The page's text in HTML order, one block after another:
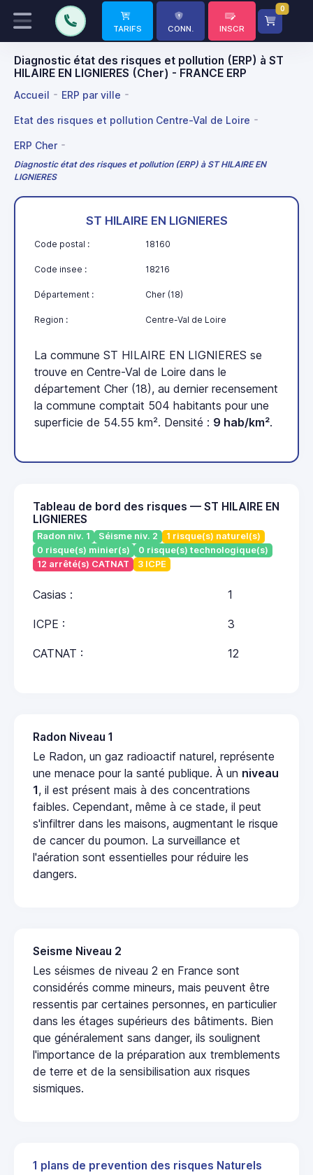
TARIFS CONN. INSCR
0
Diagnostic état des risques et pollution (ERP) à ST
HILAIRE EN LIGNIERES (Cher) - FRANCE ERP
Accueil ERP par ville
Etat des risques et pollution Centre-Val de Loire
ERP Cher
Diagnostic état des risques et pollution (ERP) à ST HILAIRE EN
LIGNIERES
ST HILAIRE EN LIGNIERES
Code postal : 18160
Code insee : 18216
Département : Cher (18)
Region : Centre-Val de Loire
La commune ST HILAIRE EN LIGNIERES se
trouve en Centre-Val de Loire dans le
département Cher (18), au dernier recensement
la commune comptait 504 habitants pour une
superficie de 54.55 km². Densité : 9 hab/km².
Tableau de bord des risques — ST HILAIRE EN
LIGNIERES
Radon niv. 1 Séisme niv. 2
1 risque(s) naturel(s)
0 risque(s) minier(s)
0 risque(s) technologique(s)
12 arrêté(s) CATNAT
3 ICPE
Casias : 1
ICPE : 3
CATNAT : 12
Radon Niveau 1
Le Radon, un gaz radioactif naturel, représente
une menace pour la santé publique. À un niveau
1, il est présent mais à des concentrations
faibles. Cependant, même à ce stade, il peut
s'infiltrer dans les maisons, augmentant le risque
de cancer du poumon. La surveillance et
l'aération sont essentielles pour réduire les
dangers.
Seisme Niveau 2
Les séismes de niveau 2 en France sont
considérés comme mineurs, mais peuvent être
ressentis par certaines personnes, en particulier
dans les étages supérieurs des bâtiments. Bien
que généralement sans danger, ils soulignent
l'importance de la préparation aux tremblements
de terre et de la sensibilisation aux risques
sismiques.
1 plans de prevention des risques Naturels